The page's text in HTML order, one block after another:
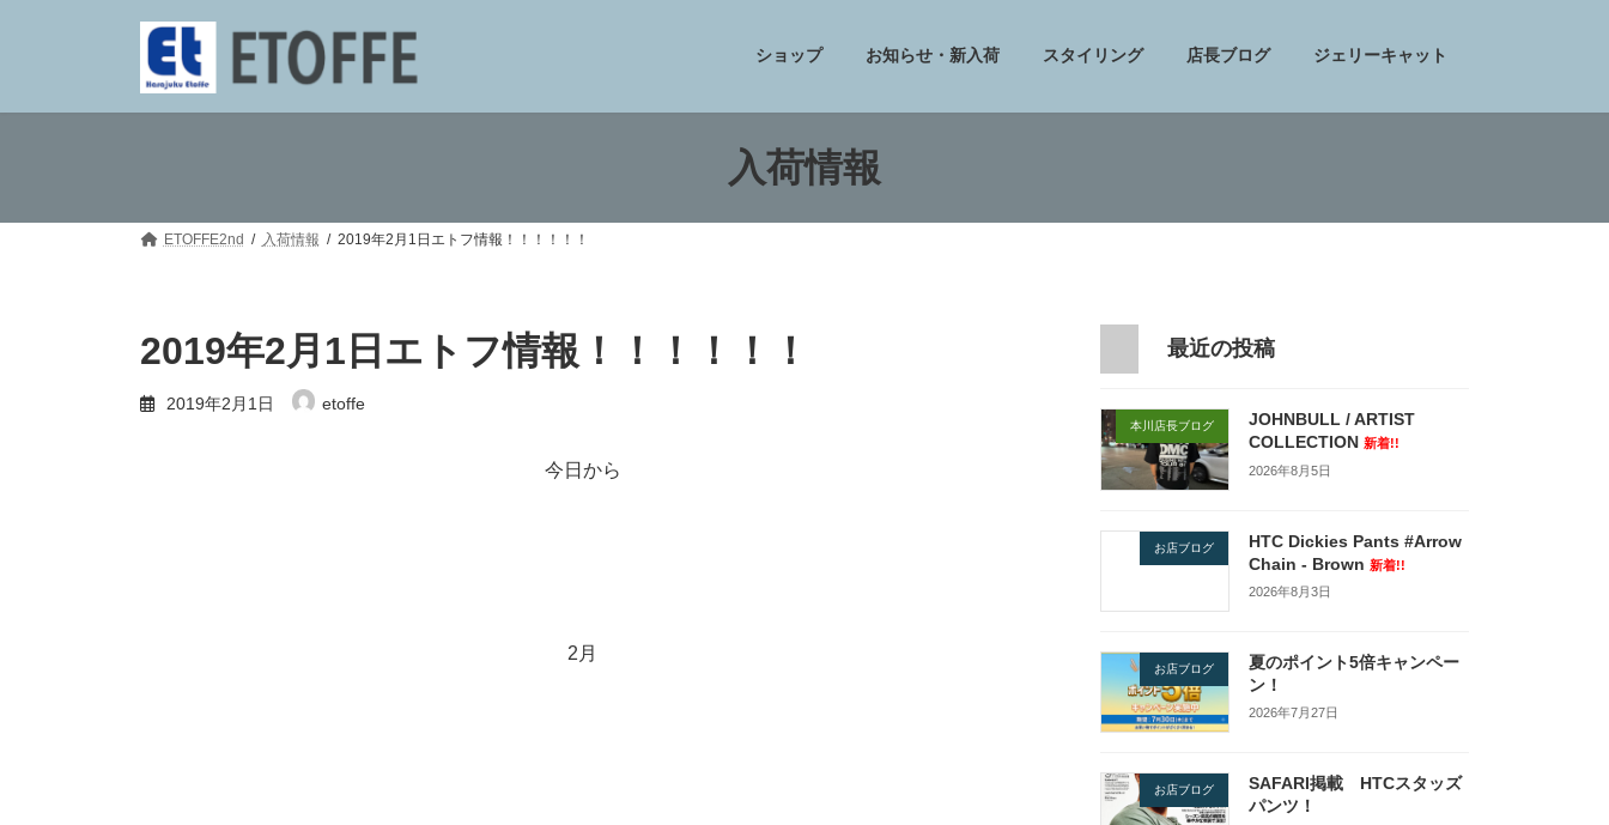
ツ
シ
ショップ お知らせ・新入荷 スタイリング 店長ブログ ジェリーキャット
入荷情報
ETOFFE2nd 入荷情報 2019年2月1日エトフ情報！！！！！！
2019年2月1日エトフ情報！！！！！！
2019年2月1日 etoffe
今日から
2月
最近の投稿
本川店長ブログ
JOHNBULL / ARTIST
COLLECTION 新着!!
2026年8月5日
お店ブログ
HTC Dickies Pants #Arrow
Chain - Brown 新着!!
2026年8月3日
お店ブログ
夏のポイント5倍キャンペー
ン！
2026年7月27日
お店ブログ
SAFARI掲載 HTCスタッズ
パンツ！